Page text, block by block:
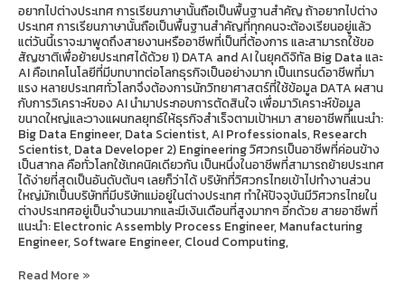
อยากไปต่างประเทศ การเรียนภาษานั้นถือเป็นพื้นฐานสำคัญ ถ้าอยากไปต่าง
ประเทศ การเรียนภาษานั้นถือเป็นพื้นฐานสำคัญที่ทุกคนจะต้องเรียนอยู่แล้ว
แต่วันนี้เราจะมาพูดถึงสายงานหรืออาชีพที่เป็นที่ต้องการ และสามารถใช้ขอ
สัญชาติเพื่อย้ายประเทศได้ด้วย 1) DATA and AI ในยุคดิจิทัล Big Data และ
AI คือเทคโนโลยีที่มีบทบาทต่อโลกธุรกิจเป็นอย่างมาก เป็นเทรนด์อาชีพที่มา
แรง หลายประเทศทั่วโลกจึงต้องการนักวิทยาศาสตร์ที่ใช้ข้อมูล DATA ผสาน
กับการวิเคราะห์ของ AI นำมาประกอบการตัดสินใจ เพื่อมาวิเคราะห์ข้อมูล
ขนาดใหญ่และวางแผนกลยุทธ์ให้ธุรกิจสำเร็จตามเป้าหมา สายอาชีพที่แนะนำ:
Big Data Engineer, Data Scientist, AI Professionals, Research
Scientist, Data Developer 2) Engineering วิศวกรเป็นอาชีพที่ค่อนข้าง
เป็นสากล คือทั่วโลกใช้เทคนิคเดียวกัน เป็นหนึ่งในอาชีพที่สามารถย้ายประเทศ
ได้ง่ายที่สุดเป็นอันดับต้นๆ เลยก็ว่าได้ บริษัทที่วิศวกรไทยเข้าไปทำงานส่วน
ใหญ่มักเป็นบริษัทที่มีบริษัทแม่อยู่ในต่างประเทศ ทำให้ปัจจุบันมีวิศวกรไทยใน
ต่างประเทศอยู่เป็นจำนวนมากและมีเงินเดือนที่สูงมากๆ อีกด้วย สายอาชีพที่
แนะนำ: Electronic Assembly Process Engineer, Manufacturing
Engineer, Software Engineer, Cloud Computing,
Read More »